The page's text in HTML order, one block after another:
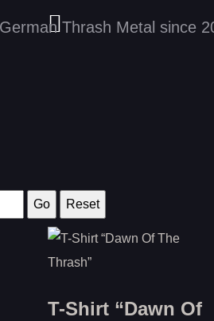
T-Shirt “Dawn Of